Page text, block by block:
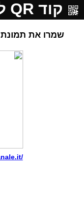
קוד QR לקישור
שמרו את תמונת